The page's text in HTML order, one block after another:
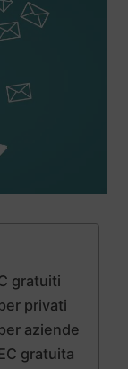
gratuiti
privati
aziende
gratuita